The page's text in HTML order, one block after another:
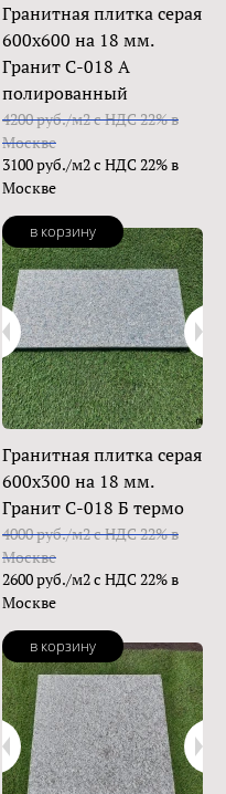
Гранитная плитка серая
600х600 на 18 мм.
Гранит С-018 А
полированный
4200 руб./м2 с НДС 22% в
Москве
3100 руб./м2 с НДС 22% в
Москве
в корзину
Гранитная плитка серая
600х300 на 18 мм.
Гранит С-018 Б термо
4000 руб./м2 с НДС 22% в
Москве
2600 руб./м2 с НДС 22% в
Москве
в корзину